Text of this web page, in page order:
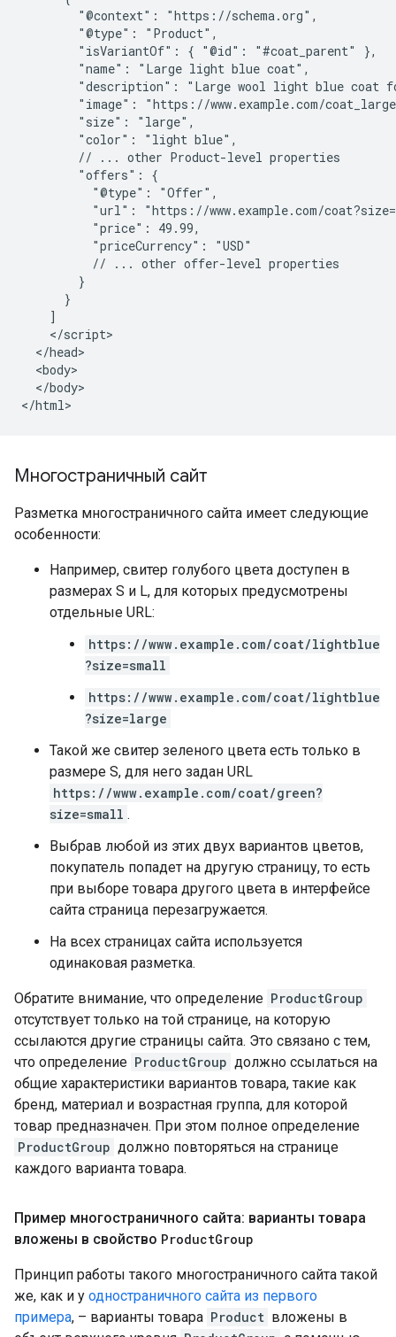
        "@context": "https://schema.org",
        "@type": "Product",
        "isVariantOf": { "@id": "#coat_parent" },
        "name": "Large light blue coat",
"description": "Large wool light blue coat
"image": "https://www.example.com/
        "size": "large",
        "color": "light blue",
        // ... other Product-level properties
        "offers": {
          "@type": "Offer",
"url": "https://www.example.com/
          "price": 49.99,
          "priceCurrency": "USD"
          // ... other offer-level properties
        }
      }
    ]
    </script>
  </head>
  <body>
  </body>
</html>
Многостраничный сайт
Разметка многостраничного сайта имеет следующие
особенности:
Например, свитер голубого цвета доступен в
размерах S и L, для которых предусмотрены
отдельные URL:
https://www.example.com/coat/lightblue
?size=small
https://www.example.com/coat/lightblue
?size=large
Такой же свитер зеленого цвета есть только в
размере S, для него задан URL
https://www.example.com/coat/green?
size=small .
Выбрав любой из этих двух вариантов цветов,
покупатель попадет на другую страницу, то есть
при выборе товара другого цвета в интерфейсе
сайта страница перезагружается.
На всех страницах сайта используется
одинаковая разметка.
Обратите внимание, что определение ProductGroup
отсутствует только на той странице, на которую
ссылаются другие страницы сайта. Это связано с тем,
что определение ProductGroup должно ссылаться на
общие характеристики вариантов товара, такие как
бренд, материал и возрастная группа, для которой
товар предназначен. При этом полное определение
ProductGroup должно повторяться на странице
каждого варианта товара.
Пример многостраничного сайта: варианты товара
вложены в свойство ProductGroup
Принцип работы такого многостраничного сайта такой
же, как и у одностраничного сайта из первого
примера, – варианты товара Product вложены в